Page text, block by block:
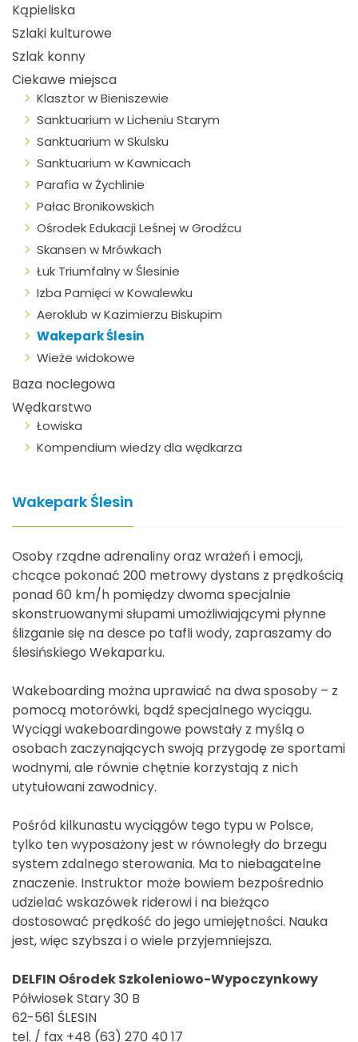
Kąpieliska
Szlaki kulturowe
Szlak konny
Ciekawe miejsca
Klasztor w Bieniszewie
Sanktuarium w Licheniu Starym
Sanktuarium w Skulsku
Sanktuarium w Kawnicach
Parafia w Żychlinie
Pałac Bronikowskich
Ośrodek Edukacji Leśnej w Grodźcu
Skansen w Mrówkach
Łuk Triumfalny w Ślesinie
Izba Pamięci w Kowalewku
Aeroklub w Kazimierzu Biskupim
Wakepark Ślesin
Wieże widokowe
Baza noclegowa
Wędkarstwo
Łowiska
Kompendium wiedzy dla wędkarza
Wakepark Ślesin
Osoby rządne adrenaliny oraz wrażeń i emocji,
chcące pokonać 200 metrowy dystans z prędkością
ponad 60 km/h pomiędzy dwoma specjalnie
skonstruowanymi słupami umożliwiającymi płynne
ślizganie się na desce po tafli wody, zapraszamy do
ślesińskiego Wekaparku.
Wakeboarding można uprawiać na dwa sposoby – z
pomocą motorówki, bądź specjalnego wyciągu.
Wyciągi wakeboardingowe powstały z myślą o
osobach zaczynających swoją przygodę ze sportami
wodnymi, ale równie chętnie korzystają z nich
utytułowani zawodnicy.
Pośród kilkunastu wyciągów tego typu w Polsce,
tylko ten wyposażony jest w równoległy do brzegu
system zdalnego sterowania. Ma to niebagatelne
znaczenie. Instruktor może bowiem bezpośrednio
udzielać wskazówek riderowi i na bieżąco
dostosować prędkość do jego umiejętności. Nauka
jest, więc szybsza i o wiele przyjemniejsza.
DELFIN Ośrodek Szkoleniowo-Wypoczynkowy
Półwiosek Stary 30 B
62-561 ŚLESIN
tel. / fax +48 (63) 270 40 17